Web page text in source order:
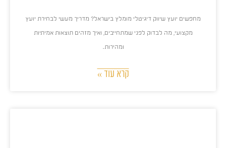
מחפשים יועץ שיווק דיגיטלי מומלץ בישראל? מדריך מעשי לבחירת יועץ
מקצועי, מה לבדוק לפני שמתחייבים, ואיך מזהים תוצאות אמיתיות
ומהירות.
קרא עוד »